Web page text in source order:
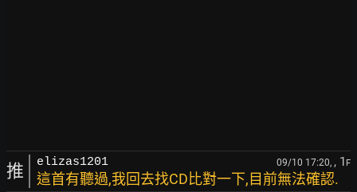
推 elizas1201 09/10 17:20, , 1 F
這首有聽過,我回去找CD比對一下,目前無法確認.